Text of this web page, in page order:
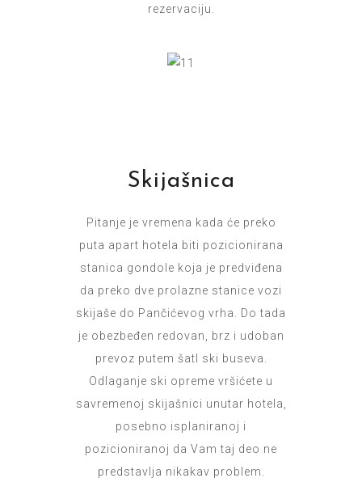
rezervaciju.
Skijašnica
Pitanje je vremena kada će preko
puta apart hotela biti pozicionirana
stanica gondole koja je predviđena
da preko dve prolazne stanice vozi
skijaše do Pančićevog vrha. Do tada
je obezbeđen redovan, brz i udoban
prevoz putem šatl ski buseva.
Odlaganje ski opreme vršićete u
savremenoj skijašnici unutar hotela,
posebno isplaniranoj i
pozicioniranoj da Vam taj deo ne
predstavlja nikakav problem.